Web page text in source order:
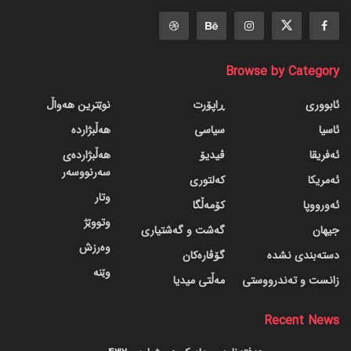
Browse by Category
ئابووری
ئاسیا
ئەفریقا
ئەمریکا
ئەورووپا
جیهان
دسته‌بندی نشده
زانست و تەندرووستی
ڕاپۆرت
سیاسی
ڤیدیۆ
کەلتوری
کۆمەڵگا
گه‌شت و گه‌شتیاری
گۆڤاره‌کان
مەڵتی میدیا
نوێترین هەواڵ
هەڵبژاردە
هەڵبژاردەی
سەرنووسەر
وتار
وتووێژ
وەرزش
وێنە
Recent News